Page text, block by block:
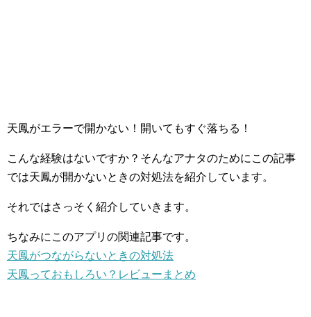
天鳳がエラーで開かない！開いてもすぐ落ちる！
こんな経験はないですか？そんなアナタのためにこの記事
では天鳳が開かないときの対処法を紹介しています。
それではさっそく紹介していきます。
ちなみにこのアプリの関連記事です。
天鳳がつながらないときの対処法
天鳳っておもしろい？レビューまとめ